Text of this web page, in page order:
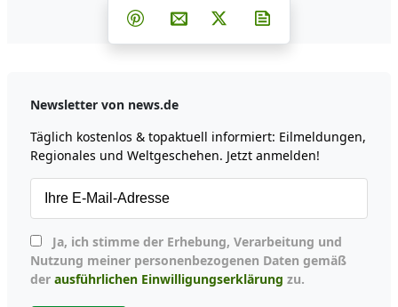
Teilen auf Facebook
Teilen auf Whatsapp
Teilen auf Telegram
Teilen auf Pinterest
Per E-Mail teilen
Post auf X
Newsletter von news.de
Täglich kostenlos & topaktuell informiert: Eilmeldungen,
Regionales und Weltgeschehen. Jetzt anmelden!
Nutzung meiner personenbezogenen Daten gemäß
der ausführlichen Einwilligungserklärung zu.